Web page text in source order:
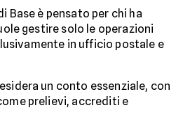
Base è pensato per chi ha
gestire solo le operazioni
in ufficio postale e
un conto essenziale, con
prelievi, accrediti e